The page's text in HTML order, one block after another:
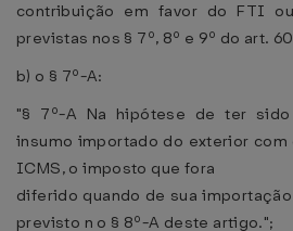
contribuição em favor do FTI
previstas nos § 7º, 8º e 9º do art.
b) o § 7º-A:
"§ 7º-A Na hipótese de ter
insumo importado do exterior
ICMS, o imposto que fora
diferido quando de sua
previsto n o § 8º-A deste artigo.";